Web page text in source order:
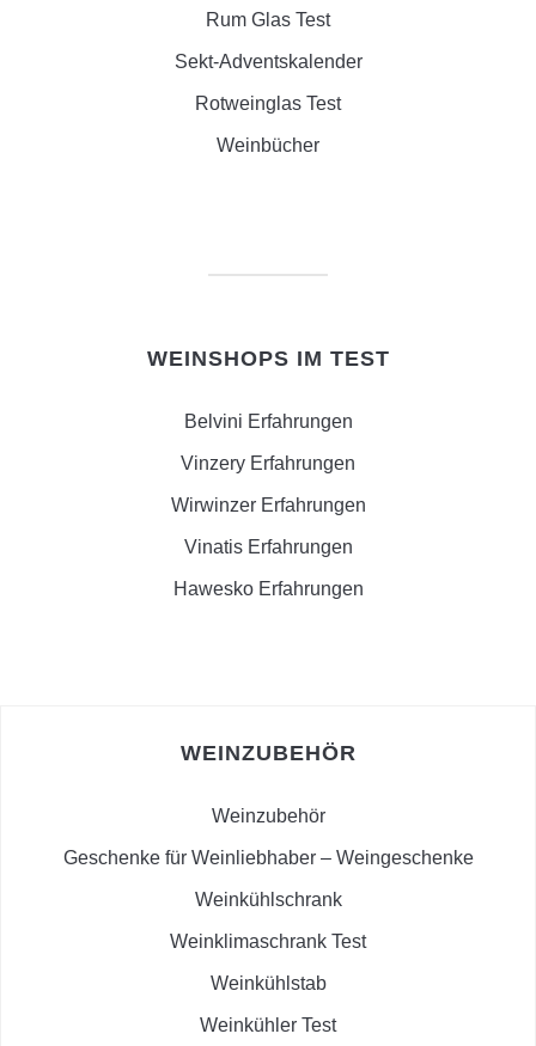
Rum Glas Test
Sekt-Adventskalender
Rotweinglas Test
Weinbücher
WEINSHOPS IM TEST
Belvini Erfahrungen
Vinzery Erfahrungen
Wirwinzer Erfahrungen
Vinatis Erfahrungen
Hawesko Erfahrungen
WEINZUBEHÖR
Weinzubehör
Geschenke für Weinliebhaber – Weingeschenke
Weinkühlschrank
Weinklimaschrank Test
Weinkühlstab
Weinkühler Test